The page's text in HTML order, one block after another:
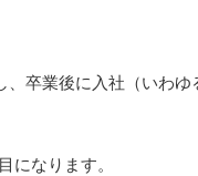
卒業後に入社（いわ
なります。